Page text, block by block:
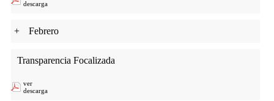
descarga
+ Febrero
Transparencia Focalizada
ver
descarga